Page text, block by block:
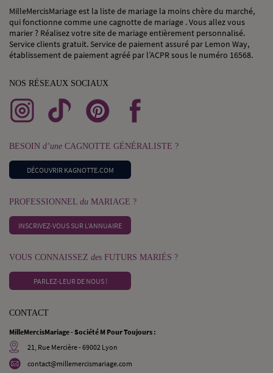
MilleMercisMariage est la liste de mariage la moins chère du marché,
qui fonctionne comme une cagnotte de mariage . Vous allez vous
marier ? Réalisez votre site de mariage entièrement personnalisé.
Service clients gratuit. Service de paiement assuré par Lemon Way,
établissement de paiement agréé par l’ACPR sous le numéro 16568.
NOS RÉSEAUX SOCIAUX
BESOIN d’une CAGNOTTE GÉNÉRALISTE ?
DÉCOUVRIR KAGNOTTE.COM
PROFESSIONNEL du MARIAGE ?
INSCRIVEZ-VOUS SUR L’ANNUAIRE
VOUS CONNAISSEZ des FUTURS MARIÉS ?
PARLEZ-LEUR DE NOUS !
CONTACT
MilleMercisMariage - Société M Pour Toujours :
21, Rue Mercière - 69002 Lyon
contact@millemercismariage.com